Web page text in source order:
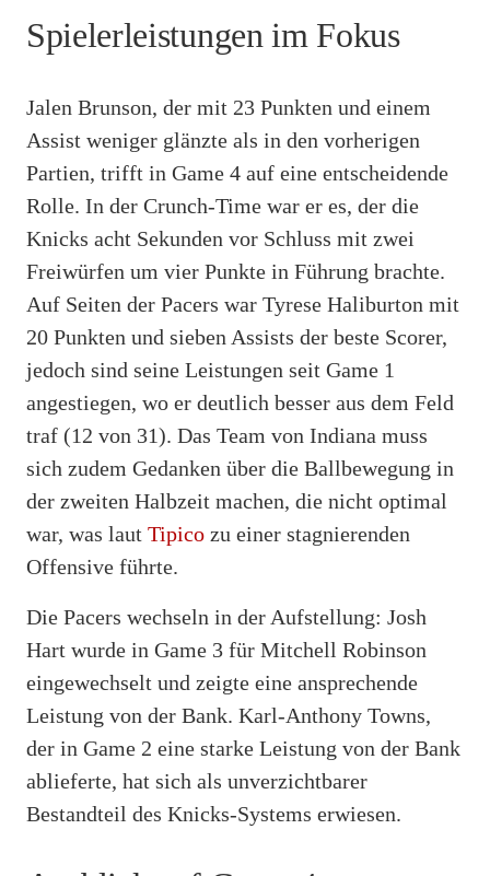
Spielerleistungen im Fokus
Jalen Brunson, der mit 23 Punkten und einem
Assist weniger glänzte als in den vorherigen
Partien, trifft in Game 4 auf eine entscheidende
Rolle. In der Crunch-Time war er es, der die
Knicks acht Sekunden vor Schluss mit zwei
Freiwürfen um vier Punkte in Führung brachte.
Auf Seiten der Pacers war Tyrese Haliburton mit
20 Punkten und sieben Assists der beste Scorer,
jedoch sind seine Leistungen seit Game 1
angestiegen, wo er deutlich besser aus dem Feld
traf (12 von 31). Das Team von Indiana muss
sich zudem Gedanken über die Ballbewegung in
der zweiten Halbzeit machen, die nicht optimal
war, was laut Tipico zu einer stagnierenden
Offensive führte.
Die Pacers wechseln in der Aufstellung: Josh
Hart wurde in Game 3 für Mitchell Robinson
eingewechselt und zeigte eine ansprechende
Leistung von der Bank. Karl-Anthony Towns,
der in Game 2 eine starke Leistung von der Bank
ablieferte, hat sich als unverzichtbarer
Bestandteil des Knicks-Systems erwiesen.